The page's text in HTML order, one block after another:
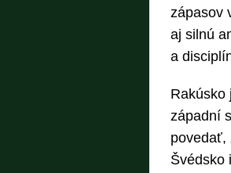
zápasov
aj silnú
a
Rakúsko
západní
povedať,
Švédsko